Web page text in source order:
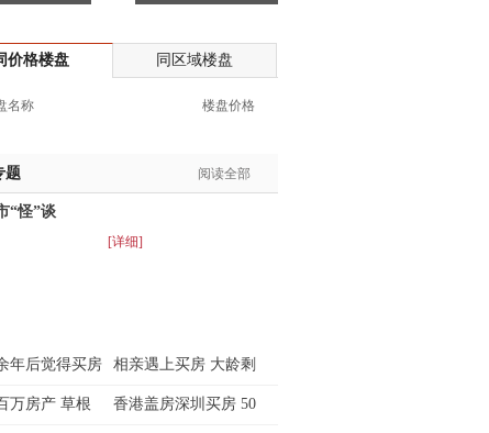
价格楼盘 同区域楼盘
名称 楼盘价格
题 阅读全部
“怪”谈
[详细]
年后觉得买房
万房产 草根
相亲遇上买房 大龄剩
香港盖房深圳买房 50